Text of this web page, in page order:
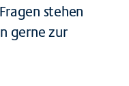
stehen
gerne zur